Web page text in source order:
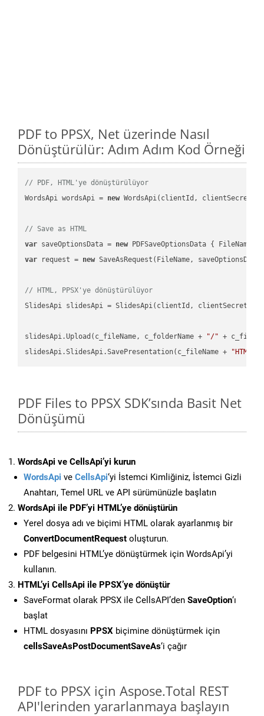
PDF to PPSX, Net üzerinde Nasıl
Dönüştürülür: Adım Adım Kod Örneği
// PDF, HTML'ye dönüştürülüyor
WordsApi wordsApi = new WordsApi(clientId, clientSecret);
// Save as HTML
var saveOptionsData = new PDFSaveOptionsData { FileName =
var request = new SaveAsRequest(FileName,
// HTML, PPSX'ye dönüştürülüyor
SlidesApi slidesApi = SlidesApi(clientId, clientSecret);
slidesApi.Upload(c_fileName, c_folderName + "/" +
slidesApi.SlidesApi.SavePresentation(c_fileName +
"HTML"
PDF Files to PPSX SDK’sında Basit Net
Dönüşümü
WordsApi ve CellsApi’yi kurun
WordsApi ve CellsApi‘yi İstemci Kimliğiniz, İstemci Gizli
Anahtarı, Temel URL ve API sürümünüzle başlatın
WordsApi ile PDF’yi HTML’ye dönüştürün
Yerel dosya adı ve biçimi HTML olarak ayarlanmış bir
ConvertDocumentRequest oluşturun.
PDF belgesini HTML’ye dönüştürmek için WordsApi’yi
kullanın.
HTML’yi CellsApi ile PPSX’ye dönüştür
SaveFormat olarak PPSX ile CellsAPI’den SaveOption‘ı
başlat
HTML dosyasını PPSX biçimine dönüştürmek için
cellsSaveAsPostDocumentSaveAs‘i çağır
PDF to PPSX için Aspose.Total REST
API'lerinden yararlanmaya başlayın